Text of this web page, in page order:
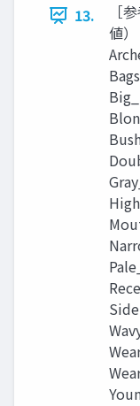
13.
［
値